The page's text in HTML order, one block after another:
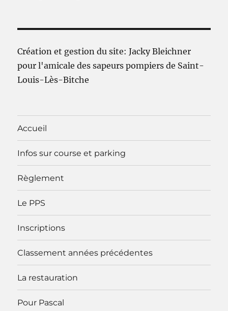
Création et gestion du site: Jacky Bleichner
pour l'amicale des sapeurs pompiers de Saint-
Louis-Lès-Bitche
Accueil
Infos sur course et parking
Règlement
Le PPS
Inscriptions
Classement années précédentes
La restauration
Pour Pascal